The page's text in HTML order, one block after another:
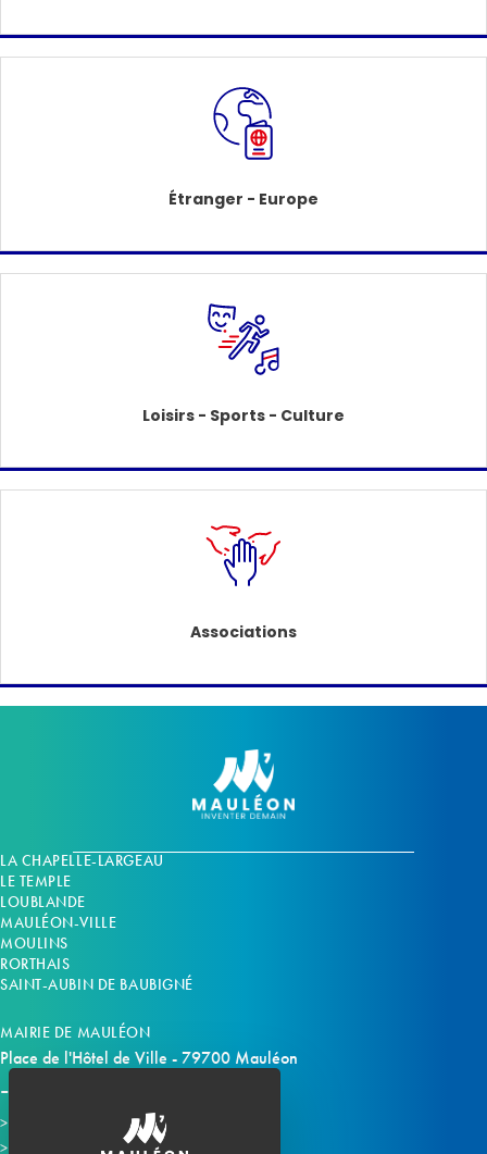
Étranger - Europe
Loisirs - Sports - Culture
Associations
LA CHAPELLE-LARGEAU
LE TEMPLE
LOUBLANDE
MAULÉON-VILLE
MOULINS
RORTHAIS
SAINT-AUBIN DE BAUBIGNÉ
MAIRIE DE MAULÉON
Place de l'Hôtel de Ville - 79700 Mauléon
Horaires d'ouverture
Contacter la mairie